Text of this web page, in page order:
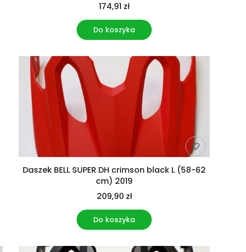
174,91 zł
Do koszyka
Daszek BELL SUPER DH crimson black L (58-62
cm) 2019
209,90 zł
Do koszyka